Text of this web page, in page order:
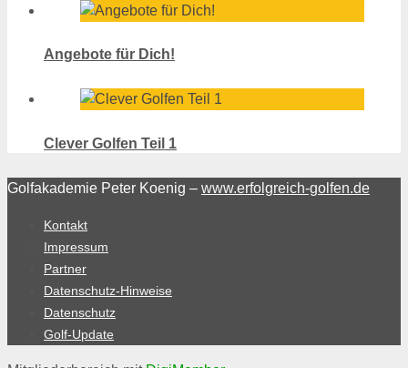
Angebote für Dich!
Clever Golfen Teil 1
Golfakademie Peter Koenig – www.erfolgreich-golfen.de
Kontakt
Impressum
Partner
Datenschutz-Hinweise
Datenschutz
Golf-Update